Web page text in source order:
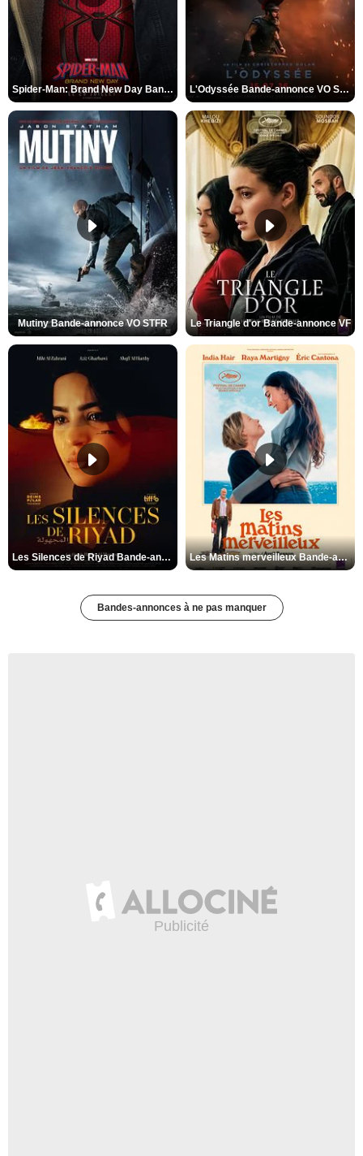
Spider-Man: Brand New Day Bande-annonce VO STFR L'Odyssée Bande-annonce VO STFR
Mutiny Bande-annonce VO STFR Le Triangle d'or Bande-annonce VF
Les Silences de Riyad Bande-annonce VO STFR Les Matins merveilleux Bande-annonce VF
Bandes-annonces à ne pas manquer